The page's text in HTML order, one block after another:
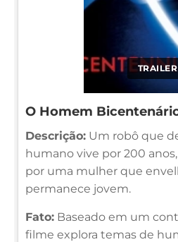
TRAILER
O Homem
Descrição: Um robô que
humano vive por 200
por uma mulher que
permanece jovem.
Fato: Baseado em um
filme explora temas de